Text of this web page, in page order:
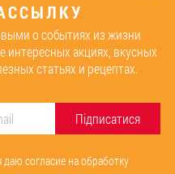
о событиях из жизни
интересных акциях, вкусных
статьях и рецептах.
Підписатися
согласие на обработку